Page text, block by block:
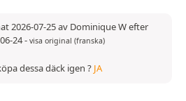
2026-07-25 av Dominique W efter
24- visa original (franska)
dessa däck igen ? JA